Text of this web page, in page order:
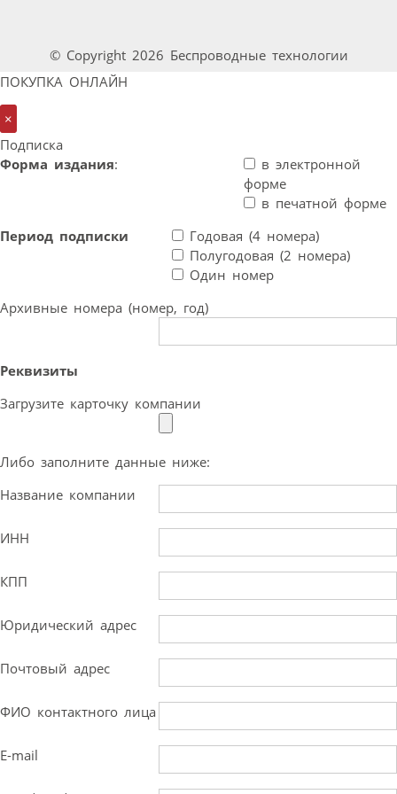
© Copyright 2026 Беспроводные технологии
ПОКУПКА ОНЛАЙН
×
Подписка
Форма издания:
в электронной
форме
в печатной форме
Период подписки
Годовая (4 номера)
Полугодовая (2 номера)
Один номер
Архивные номера (номер, год)
Реквизиты
Загрузите карточку компании
Либо заполните данные ниже:
Название компании
ИНН
КПП
Юридический адрес
Почтовый адрес
ФИО контактного лица
E-mail